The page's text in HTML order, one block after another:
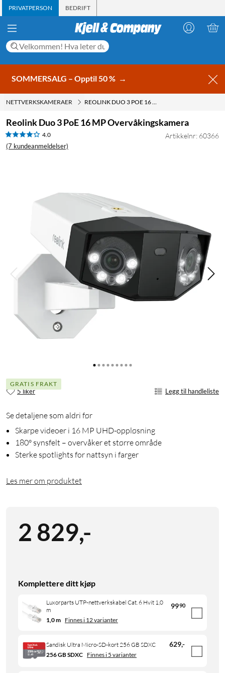
PRIVATPERSON BEDRIFT
SOMMERSALG – Opptil 50 % →
NETTVERKSKAMERAER REOLINK DUO 3 POE 16 MP OVERVÅKINGSKAMERA
Reolink Duo 3 PoE 16 MP Overvåkingskamera
4.0
(7 kundeanmeldelser)
Artikkelnr: 60366
GRATIS FRAKT
5 liker Legg til handleliste
Se detaljene som aldri før
Skarpe videoer i 16 MP UHD-oppløsning
180° synsfelt – overvåker et større område
Sterke spotlights for nattsyn i farger
Les mer om produktet
2 829,-
Komplettere ditt kjøp
Luxorparts UTP-nettverkskabel Cat. 6 Hvit 1,0
m
9990
1,0 m Finnes i 12 varianter
Sandisk Ultra Micro-SD-kort 256 GB SDXC 629,-
256 GB SDXC Finnes i 5 varianter